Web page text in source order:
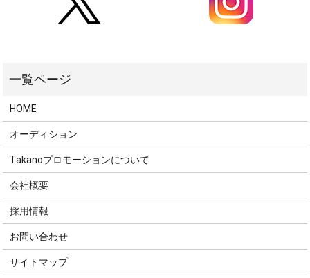
HOME
オーディション
Takanoプロモーションについて
会社概要
採用情報
お問い合わせ
サイトマップ